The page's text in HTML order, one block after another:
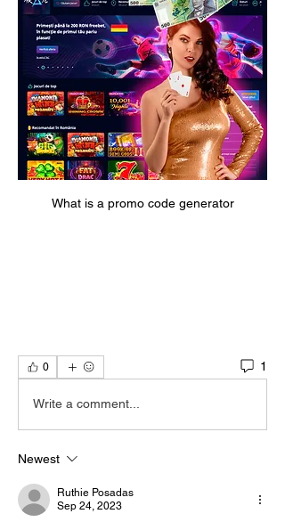
What is a promo code generator
0 1
Write a comment...
Newest
Ruthie Posadas
Sep 24, 2023